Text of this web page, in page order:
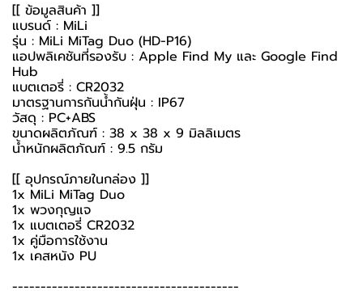
[[ ข้อมูลสินค้า ]]
แบรนด์ : MiLi
รุ่น : MiLi MiTag Duo (HD-P16)
แอปพลิเคชันที่รองรับ : Apple Find My และ Google Find
Hub
แบตเตอรี่ : CR2032
มาตรฐานการกันน้ำกันฝุ่น : IP67
วัสดุ : PC+ABS
ขนาดผลิตภัณฑ์ : 38 x 38 x 9 มิลลิเมตร
น้ำหนักผลิตภัณฑ์ : 9.5 กรัม
[[ อุปกรณ์ภายในกล่อง ]]
1x MiLi MiTag Duo
1x พวงกุญแจ
1x แบตเตอรี่ CR2032
1x คู่มือการใช้งาน
1x เคสหนัง PU
----------------------------------------